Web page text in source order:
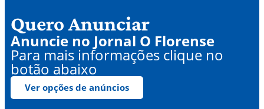
Quero Anunciar
Anuncie no Jornal O Florense
Para mais informações clique no
botão abaixo
Ver opções de anúncios